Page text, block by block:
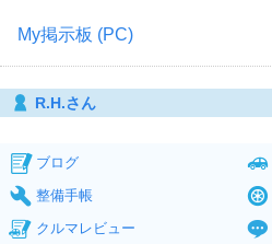
My掲示板 (PC)
R.H.さん
ブログ
整備手帳
クルマレビュー